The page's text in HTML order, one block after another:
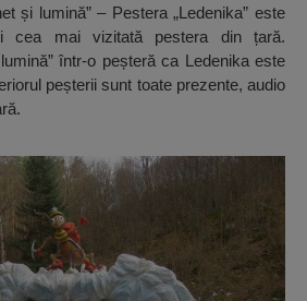
și lumină” – Pestera „Ledenika” este
cea mai vizitată pestera din țară.
într-o peșteră ca Ledenika este
peșterii sunt toate prezente, audio